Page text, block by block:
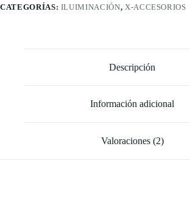
CATEGORÍAS: ILUIMINACIÓN, X-ACCESORIOS
Descripción
Información adicional
Valoraciones (2)